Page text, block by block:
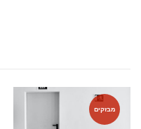
מבזקים